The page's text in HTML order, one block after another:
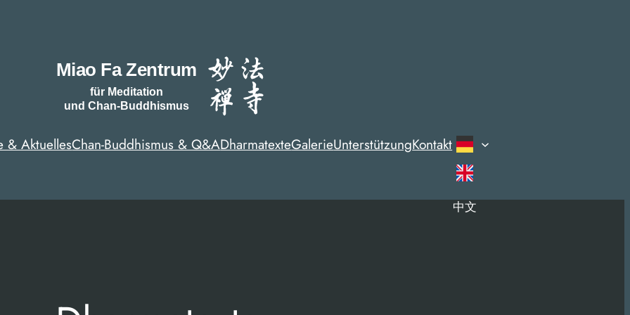
& AktuellesChan-Buddhismus & Q&ADharmatexteGalerieUnterstützungKontakt